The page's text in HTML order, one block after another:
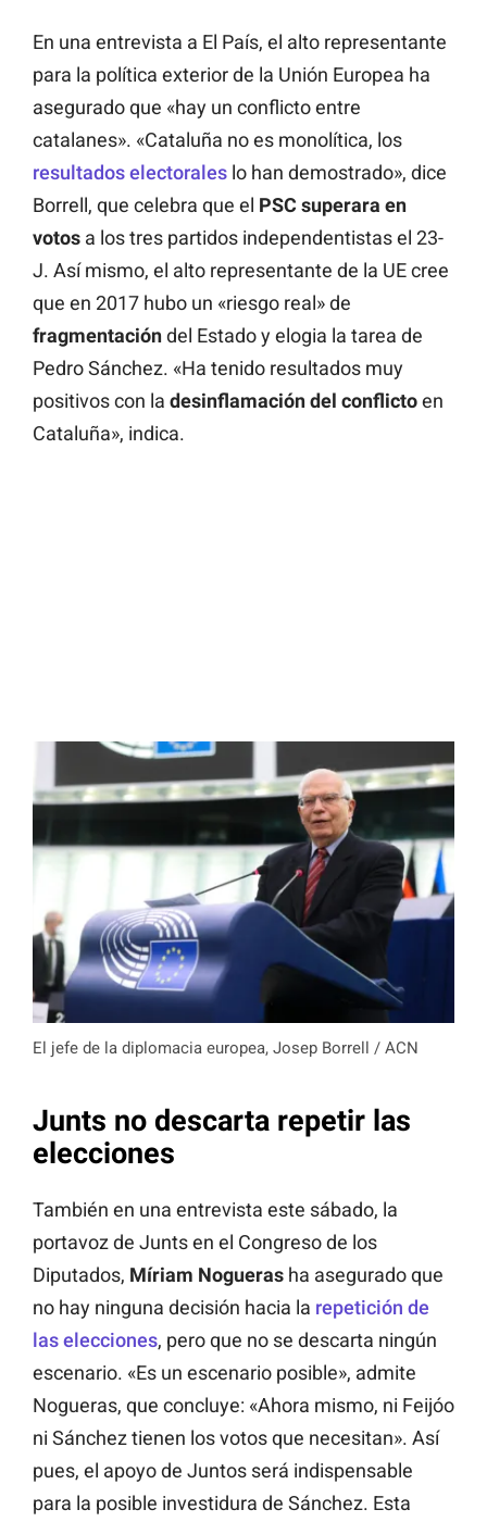
En una entrevista a El País, el alto representante
para la política exterior de la Unión Europea ha
asegurado que «hay un conflicto entre
catalanes». «Cataluña no es monolítica, los
resultados electorales lo han demostrado», dice
Borrell, que celebra que el PSC superara en
votos a los tres partidos independentistas el 23-
J. Así mismo, el alto representante de la UE cree
que en 2017 hubo un «riesgo real» de
fragmentacióndel Estado y elogia la tarea de
Pedro Sánchez. «Ha tenido resultados muy
positivos con la desinflamación del conflictoen
Cataluña», indica.
El jefe de la diplomacia europea, Josep Borrell / ACN
Junts no descarta repetir las
elecciones
También en una entrevista este sábado, la
portavoz de Junts en el Congreso de los
Diputados, Míriam Nogueras ha asegurado que
no hay ninguna decisión hacia la repetición de
las elecciones, pero que no se descarta ningún
escenario. «Es un escenario posible», admite
Nogueras, que concluye: «Ahora mismo, ni Feijóo
ni Sánchez tienen los votos que necesitan». Así
pues, el apoyo de Juntos será indispensable
para la posible investidura de Sánchez. Esta